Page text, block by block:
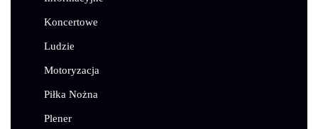
Koncertowe
Ludzie
Motoryzacja
Piłka Nożna
Plener